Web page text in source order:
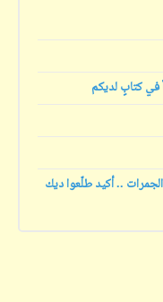
في كتابٍ لديكم
.. أكيد طلّعوا ديك